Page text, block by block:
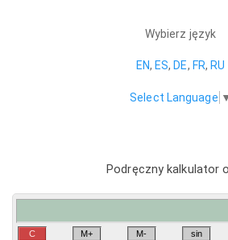
Wybierz język
EN, ES, DE, FR, RU
Select Language
Podręczny kalkulator
C M+ M- sin